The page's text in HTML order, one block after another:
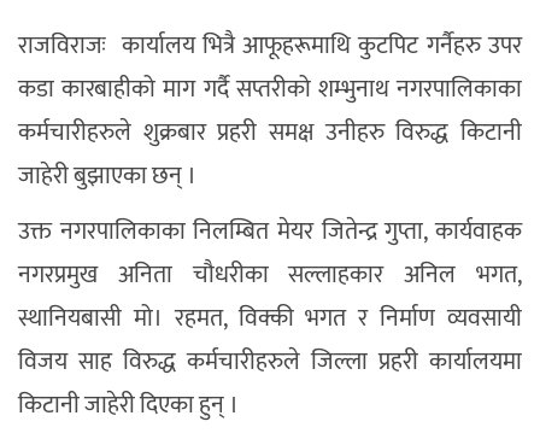
राजविराजः कार्यालय भित्रै आफूहरूमाथि कुटपिट गर्नैहरु उपर
कडा कारबाहीको माग गर्दै सप्तरीको शम्भुनाथ नगरपालिकाका
कर्मचारीहरुले शुक्रबार प्रहरी समक्ष उनीहरु विरुद्ध किटानी
जाहेरी बुझाएका छन् ।
उक्त नगरपालिकाका निलम्बित मेयर जितेन्द्र गुप्ता, कार्यवाहक
नगरप्रमुख अनिता चौधरीका सल्लाहकार अनिल भगत,
स्थानियबासी मो। रहमत, विक्की भगत र निर्माण व्यवसायी
विजय साह विरुद्ध कर्मचारीहरुले जिल्ला प्रहरी कार्यालयमा
किटानी जाहेरी दिएका हुन् ।